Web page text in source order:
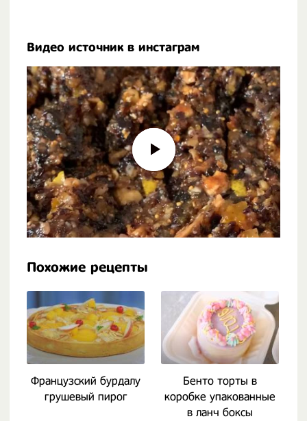
Видео источник в инстаграм
Похожие рецепты
Французский бурдалу
грушевый пирог
Бенто торты в
коробке упакованные
в ланч боксы